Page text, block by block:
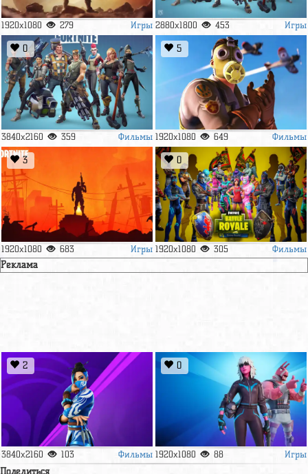
1920x1080 279 Игры 2880x1800 453 Игры
0
3840x2160 359 Фильмы
5
1920x1080 649 Фильмы
3
1920x1080 683 Игры
0
1920x1080 305 Фильмы
Реклама
2
3840x2160 103 Фильмы
0
1920x1080 88 Игры
Поделиться